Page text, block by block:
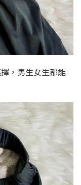
，男生女生都能